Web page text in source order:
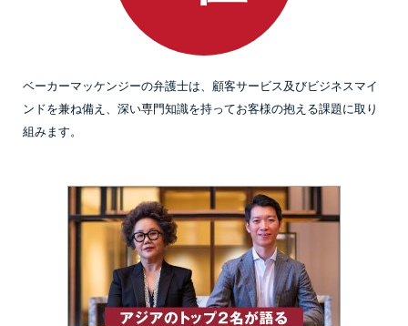
ベーカーマッケンジーの弁護士は、顧客サービス及びビジネスマイ
ンドを兼ね備え、深い専門知識を持ってお客様の抱える課題に取り
組みます。